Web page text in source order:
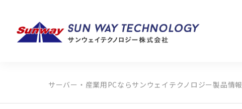
製品カテゴリから探す
メーカーから探す
サーバー・産業用PCならサンウェイテクノロジー製品情報